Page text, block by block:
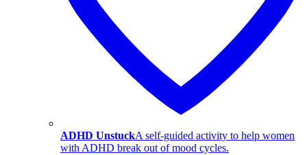
ADHD UnstuckA self-guided activity to help women
with ADHD break out of mood cycles.